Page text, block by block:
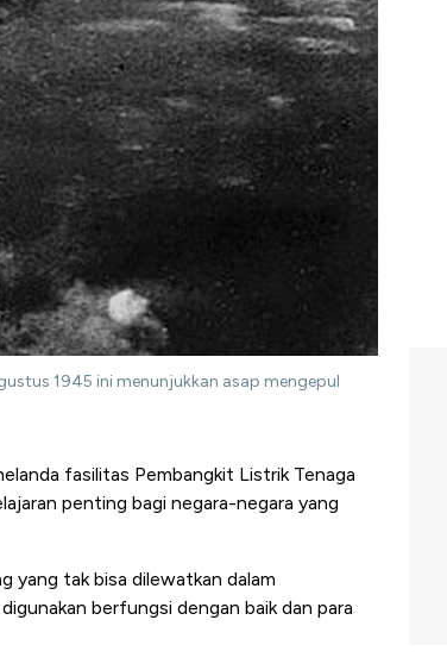
1945 ini menunjukkan asap mengepul
fasilitas Pembangkit Listrik Tenaga
penting bagi negara-negara yang
yang tak bisa dilewatkan dalam
berfungsi dengan baik dan para